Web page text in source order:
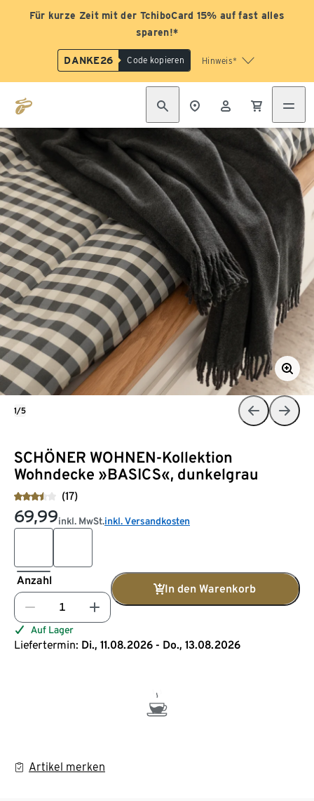
Für kurze Zeit mit der TchiboCard 15% auf fast alles
sparen!*
DANKE26 Code kopieren Hinweis*
SCHÖNER WOHNEN-Kollektion
Wohndecke »BASICS«, dunkelgrau
(17)
69,99inkl. MwSt.inkl. Versandkosten
Anzahl
In den Warenkorb
Auf Lager
Liefertermin: Di., 11.08.2026 - Do., 13.08.2026
Artikel merken
1/5